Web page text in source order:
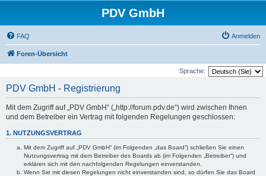
PDV GmbH
FAQ Anmelden
Foren-Übersicht
Sprache:
PDV GmbH - Registrierung
Mit dem Zugriff auf „PDV GmbH“ („http://forum.pdv.de“) wird zwischen Ihnen
und dem Betreiber ein Vertrag mit folgenden Regelungen geschlossen:
1. NUTZUNGSVERTRAG
Mit dem Zugriff auf „PDV GmbH“ (im Folgenden „das Board“) schließen Sie einen
Nutzungsvertrag mit dem Betreiber des Boards ab (im Folgenden „Betreiber“) und
erklären sich mit den nachfolgenden Regelungen einverstanden.
Wenn Sie mit diesen Regelungen nicht einverstanden sind, so dürfen Sie das Board